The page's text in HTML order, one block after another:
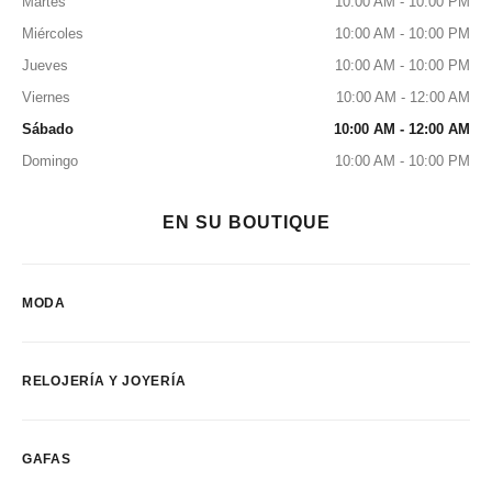
Miércoles
10:00 AM - 10:00 PM
Jueves
10:00 AM - 10:00 PM
Viernes
10:00 AM - 12:00 AM
Sábado
10:00 AM - 12:00 AM
Domingo
10:00 AM - 10:00 PM
EN SU BOUTIQUE
MODA
RELOJERÍA Y JOYERÍA
GAFAS